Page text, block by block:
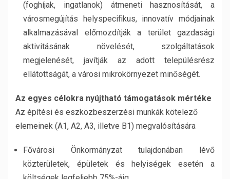
(foghíjak, ingatlanok) átmeneti hasznosítását, a
városmegújítás helyspecifikus, innovatív módjainak
alkalmazásával előmozdítják a terület gazdasági
aktivitásának növelését, szolgáltatások
megjelenését, javítják az adott településrész
ellátottságát, a városi mikrokörnyezet minőségét.
Az egyes célokra nyújtható támogatások mértéke
Az építési és eszközbeszerzési munkák kötelező
elemeinek (A1, A2, A3, illetve B1) megvalósítására
Fővárosi Önkormányzat tulajdonában lévő
közterületek, épületek és helyiségek esetén a